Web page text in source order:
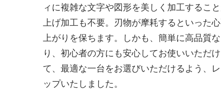
ィに複雑な文字や図形を美しく加工するこ
上げ加工も不要。刃物が摩耗するといった
上がりを保ちます。しかも、簡単に高品質
り、初心者の方にも安心してお使いいただ
て、最適な一台をお選びいただけるよう、
ップいたしました。